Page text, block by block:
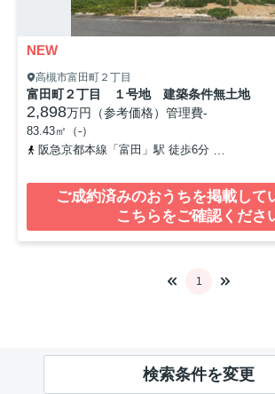
NEW
高槻市富田町２丁目
富田町２丁目 １号地 建築条件無土地
2,898万円（参考価格） 管理費-
83.43㎡（-）
阪急京都本線「富田」駅 徒歩6分
ご成約済みのおうちを掲載して
こちらをご確認くださ
1
検索条件を変更